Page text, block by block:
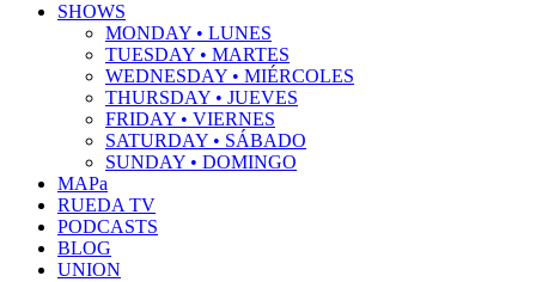
SHOWS
MONDAY • LUNES
TUESDAY • MARTES
WEDNESDAY • MIÉRCOLES
THURSDAY • JUEVES
FRIDAY • VIERNES
SATURDAY • SÁBADO
SUNDAY • DOMINGO
MAPa
RUEDA TV
PODCASTS
BLOG
UNION